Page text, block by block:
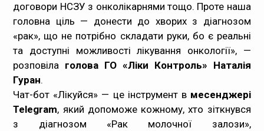
договори НСЗУ з онколікарнями тощо. Проте наша
головна ціль — донести до хворих з діагнозом
«рак», що не потрібно складати руки, бо є реальні
та доступні можливості лікування онкології», —
розповіла голова ГО «Ліки Контроль» Наталія
Гуран.
Чат-бот «Лікуйся» — це інструмент в месенджері
Telegram, який допоможе кожному, хто зіткнувся
з діагнозом «Рак молочної залози»,